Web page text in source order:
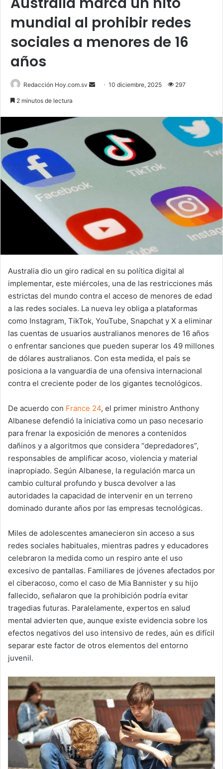
mundial al prohibir redes
sociales a menores de 16
años
Redacción Hoy.com.sv
Send10 diciembre, 2025 297
2 minutos de lectura
Australia dio un giro radical en su política digital al
implementar, este miércoles, una de las restricciones más
estrictas del mundo contra el acceso de menores de edad
a las redes sociales. La nueva ley obliga a plataformas
como Instagram, TikTok, YouTube, Snapchat y X a eliminar
las cuentas de usuarios australianos menores de 16 años
o enfrentar sanciones que pueden superar los 49 millones
de dólares australianos. Con esta medida, el país se
posiciona a la vanguardia de una ofensiva internacional
contra el creciente poder de los gigantes tecnológicos.
De acuerdo con France 24, el primer ministro Anthony
Albanese defendió la iniciativa como un paso necesario
para frenar la exposición de menores a contenidos
dañinos y a algoritmos que considera “depredadores”,
responsables de amplificar acoso, violencia y material
inapropiado. Según Albanese, la regulación marca un
cambio cultural profundo y busca devolver a las
autoridades la capacidad de intervenir en un terreno
dominado durante años por las empresas tecnológicas.
Miles de adolescentes amanecieron sin acceso a sus
redes sociales habituales, mientras padres y educadores
celebraron la medida como un respiro ante el uso
excesivo de pantallas. Familiares de jóvenes afectados por
el ciberacoso, como el caso de Mia Bannister y su hijo
fallecido, señalaron que la prohibición podría evitar
tragedias futuras. Paralelamente, expertos en salud
mental advierten que, aunque existe evidencia sobre los
efectos negativos del uso intensivo de redes, aún es difícil
separar este factor de otros elementos del entorno
juvenil.